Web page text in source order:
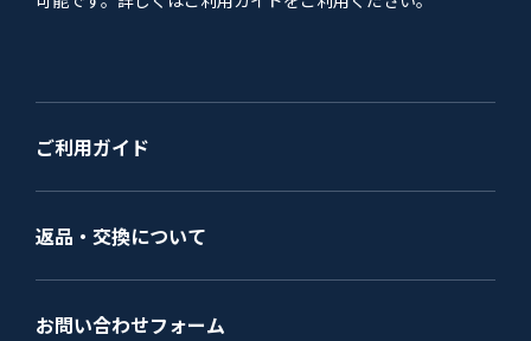
ご利用ガイド
返品・交換について
お問い合わせフォーム